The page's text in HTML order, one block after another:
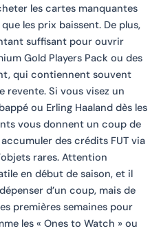
les cartes manquantes
les prix baissent. De plus,
suffisant pour ouvrir
Gold Players Pack ou des
qui contiennent souvent
Si vous visez un
ou Erling Haaland dès les
vous donnent un coup de
des crédits FUT via
rares. Attention
en début de saison, et il
d’un coup, mais de
premières semaines pour
les « Ones to Watch » ou